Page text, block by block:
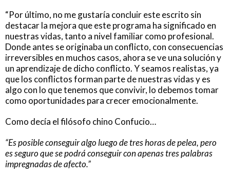
“Por último, no me gustaría concluir este escrito sin
destacar la mejora que este programa ha significado en
nuestras vidas, tanto a nivel familiar como profesional.
Donde antes se originaba un conflicto, con consecuencias
irreversibles en muchos casos, ahora se ve una solución y
un aprendizaje de dicho conflicto. Y seamos realistas, ya
que los conflictos forman parte de nuestras vidas y es
algo con lo que tenemos que convivir, lo debemos tomar
como oportunidades para crecer emocionalmente.
Como decía el filósofo chino Confucio…
“Es posible conseguir algo luego de tres horas de pelea, pero
es seguro que se podrá conseguir con apenas tres palabras
impregnadas de afecto.”